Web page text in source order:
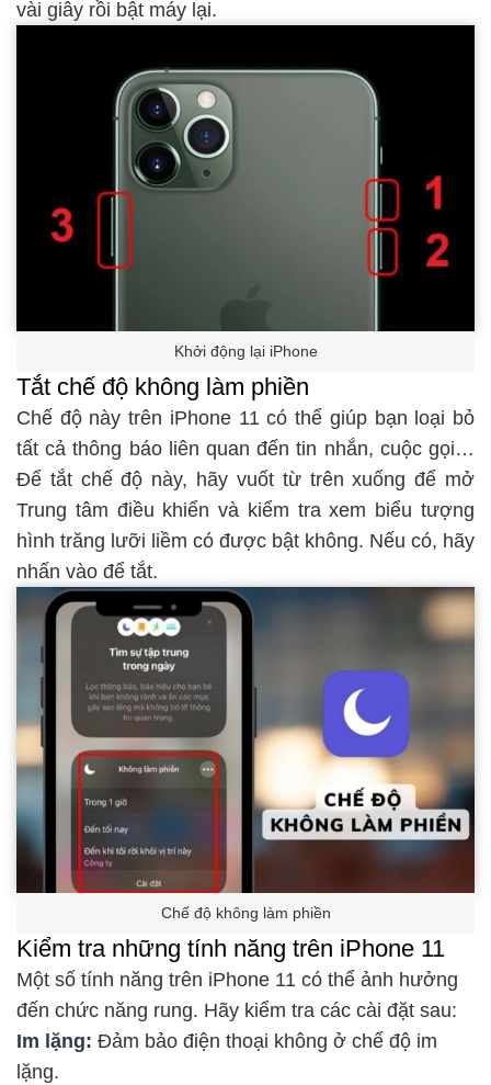
vài giây rồi bật máy lại.
Khởi động lại iPhone
Tắt chế độ không làm phiền
Chế độ này trên iPhone 11 có thể giúp bạn loại bỏ
tất cả thông báo liên quan đến tin nhắn, cuộc gọi…
Để tắt chế độ này, hãy vuốt từ trên xuống để mở
Trung tâm điều khiển và kiểm tra xem biểu tượng
hình trăng lưỡi liềm có được bật không. Nếu có, hãy
nhấn vào để tắt.
Chế độ không làm phiền
Kiểm tra những tính năng trên iPhone 11
Một số tính năng trên iPhone 11 có thể ảnh hưởng
đến chức năng rung. Hãy kiểm tra các cài đặt sau:
Im lặng: Đảm bảo điện thoại không ở chế độ im
lặng.